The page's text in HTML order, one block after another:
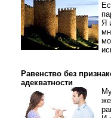
Я
Равенство без
адекватности